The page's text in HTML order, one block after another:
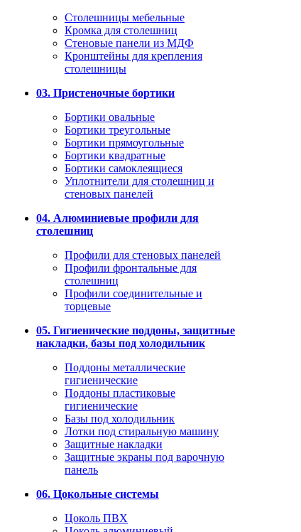
Столешницы мебельные
Кромка для столешниц
Стеновые панели из МДФ
Кронштейны для крепления
столешницы
03. Пристеночные бортики
Бортики овальные
Бортики треугольные
Бортики прямоугольные
Бортики квадратные
Бортики самоклеящиеся
Уплотнители для столешниц и
стеновых панелей
04. Алюминиевые профили для
столешниц
Профили для стеновых панелей
Профили фронтальные для
столешниц
Профили соединительные и
торцевые
05. Гигиенические поддоны, защитные
накладки, базы под холодильник
Поддоны металлические
гигиенические
Поддоны пластиковые
гигиенические
Базы под холодильник
Лотки под стиральную машину
Защитные накладки
Защитные экраны под варочную
панель
06. Цокольные системы
Цоколь ПВХ